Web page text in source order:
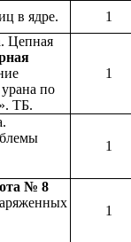
в ядре. 1
Цепная
по
ТБ.
1
1
№ 8
1